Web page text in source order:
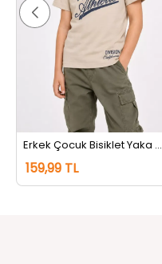
Erkek Çocuk Bisiklet Yaka Baskılı Tişört Bej
159,99 TL